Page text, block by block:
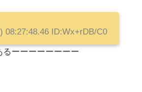
08:27:48.46 ID:Wx+rDB/C0
ーーーーーーーー